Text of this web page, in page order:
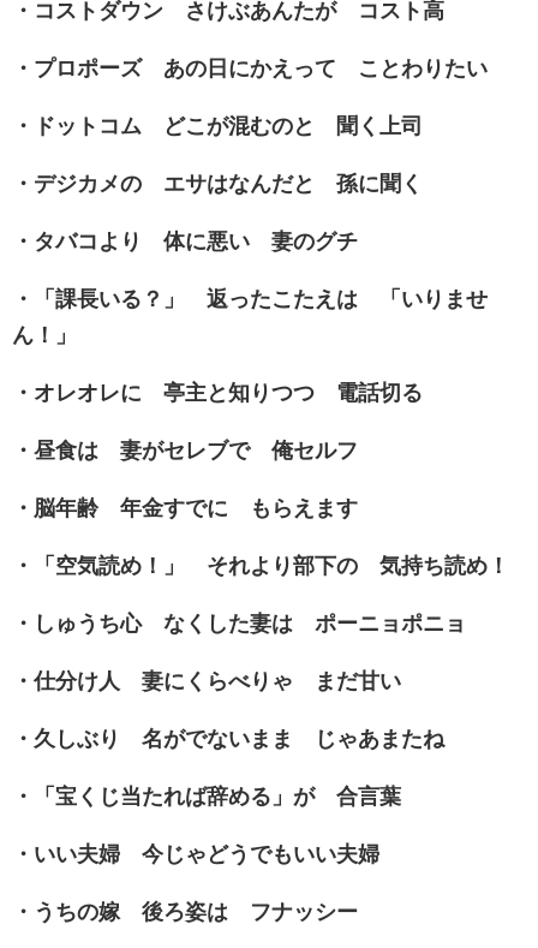
・コストダウン さけぶあんたが コスト高
・プロポーズ あの日にかえって ことわりたい
・ドットコム どこが混むのと 聞く上司
・デジカメの エサはなんだと 孫に聞く
・タバコより 体に悪い 妻のグチ
・「課長いる？」 返ったこたえは 「いりませ
ん！」
・オレオレに 亭主と知りつつ 電話切る
・昼食は 妻がセレブで 俺セルフ
・脳年齢 年金すでに もらえます
・「空気読め！」 それより部下の 気持ち読め！
・しゅうち心 なくした妻は ポーニョポニョ
・仕分け人 妻にくらべりゃ まだ甘い
・久しぶり 名がでないまま じゃあまたね
・「宝くじ当たれば辞める」が 合言葉
・いい夫婦 今じゃどうでもいい夫婦
・うちの嫁 後ろ姿は フナッシー